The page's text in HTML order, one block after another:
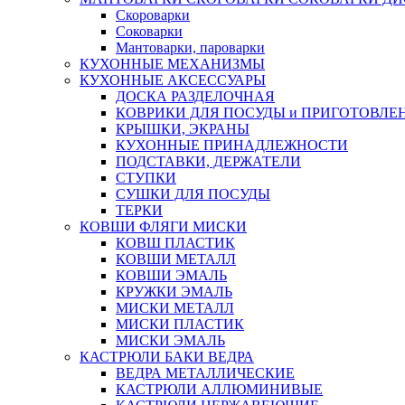
Скороварки
Соковарки
Мантоварки, пароварки
КУХОННЫЕ МЕХАНИЗМЫ
КУХОННЫЕ АКСЕССУАРЫ
ДОСКА РАЗДЕЛОЧНАЯ
КОВРИКИ ДЛЯ ПОСУДЫ и
КРЫШКИ, ЭКРАНЫ
КУХОННЫЕ ПРИНАДЛЕЖНОСТИ
ПОДСТАВКИ, ДЕРЖАТЕЛИ
СТУПКИ
СУШКИ ДЛЯ ПОСУДЫ
ТЕРКИ
КОВШИ ФЛЯГИ МИСКИ
КОВШ ПЛАСТИК
КОВШИ МЕТАЛЛ
КОВШИ ЭМАЛЬ
КРУЖКИ ЭМАЛЬ
МИСКИ МЕТАЛЛ
МИСКИ ПЛАСТИК
МИСКИ ЭМАЛЬ
КАСТРЮЛИ БАКИ ВЕДРА
ВЕДРА МЕТАЛЛИЧЕСКИЕ
КАСТРЮЛИ АЛЛЮМИНИВЫЕ